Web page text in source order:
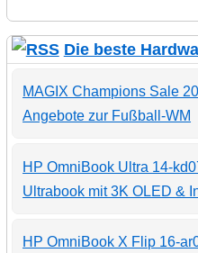
Die beste
MAGIX Champions Sale
Angebote zur Fußball-WM
HP OmniBook Ultra 14-
Ultrabook mit 3K OLED &
HP OmniBook X Flip 16-